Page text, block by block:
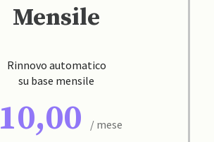
Mensile
Rinnovo automatico
su base mensile
10,00 / mese